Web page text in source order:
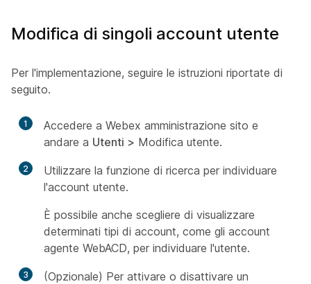
Modifica di singoli account utente
Per l'implementazione, seguire le istruzioni riportate di
seguito.
1
Accedere a Webex amministrazione sito e
andare a Utenti > Modifica utente.
2
Utilizzare la funzione di ricerca per individuare
l'account utente.
È possibile anche scegliere di visualizzare
determinati tipi di account, come gli account
agente WebACD, per individuare l'utente.
3
(Opzionale) Per attivare o disattivare un